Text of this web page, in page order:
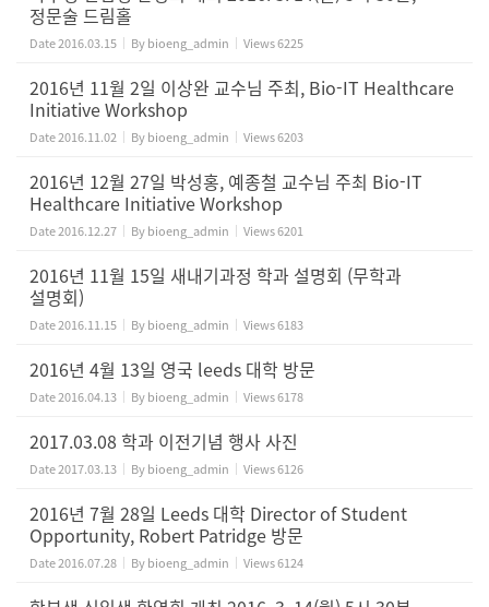
정문술 드림홀
Date2016.03.15 Bybioeng_admin Views6225
2016년 11월 2일 이상완 교수님 주최, Bio-IT Healthcare
Initiative Workshop
Date2016.11.02 Bybioeng_admin Views6203
2016년 12월 27일 박성홍, 예종철 교수님 주최 Bio-IT
Healthcare Initiative Workshop
Date2016.12.27 Bybioeng_admin Views6201
2016년 11월 15일 새내기과정 학과 설명회 (무학과
설명회)
Date2016.11.15 Bybioeng_admin Views6183
2016년 4월 13일 영국 leeds 대학 방문
Date2016.04.13 Bybioeng_admin Views6178
2017.03.08 학과 이전기념 행사 사진
Date2017.03.13 Bybioeng_admin Views6126
2016년 7월 28일 Leeds 대학 Director of Student
Opportunity, Robert Patridge 방문
Date2016.07.28 Bybioeng_admin Views6124